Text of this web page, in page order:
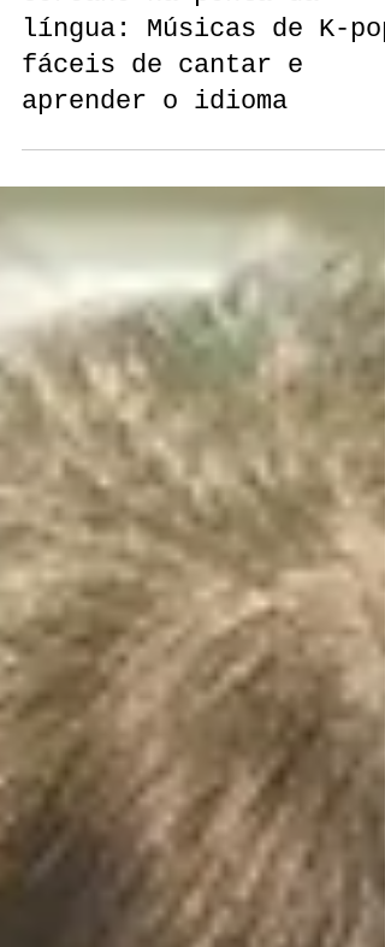
Coreano na ponta da
língua: Músicas de K-pop
fáceis de cantar e
aprender o idioma